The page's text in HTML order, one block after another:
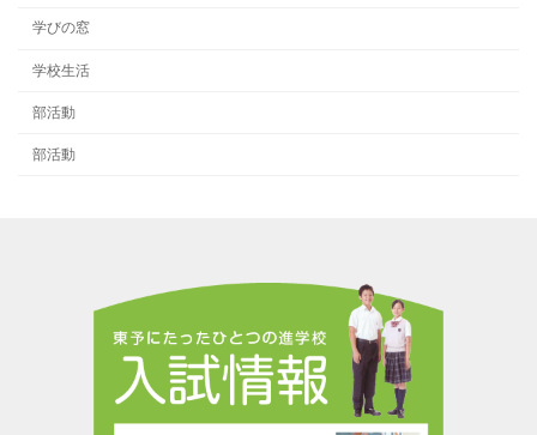
学びの窓
学校生活
部活動
部活動